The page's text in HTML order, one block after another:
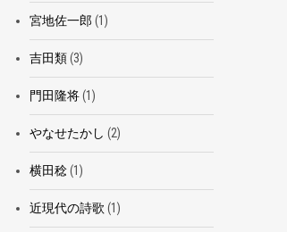
宮地佐一郎 (1)
吉田類(3)
門田隆将(1)
やなせたかし (2)
横田稔(1)
近現代の詩歌 (1)